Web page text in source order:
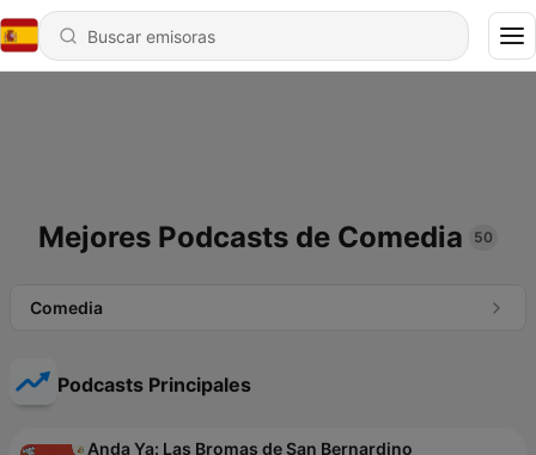
Mejores Podcasts de Comedia 50
Comedia
Podcasts Principales
Anda Ya: Las Bromas de San Bernardino